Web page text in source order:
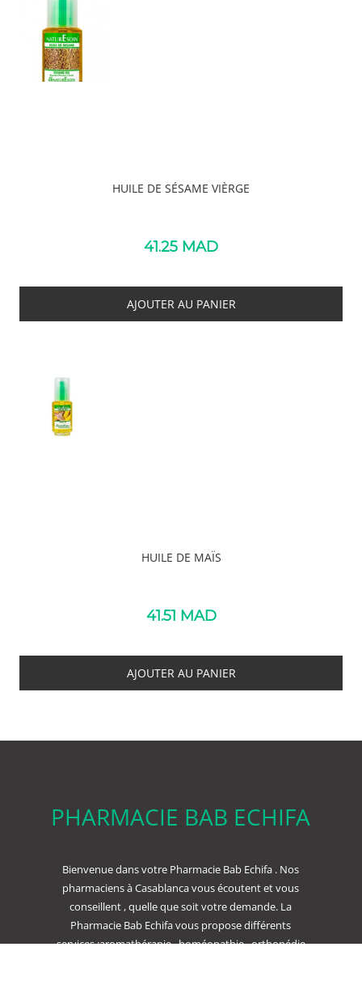
HUILE DE SÉSAME VIÈRGE
41.25 MAD
AJOUTER AU PANIER
HUILE DE MAÏS
41.51 MAD
AJOUTER AU PANIER
PHARMACIE BAB ECHIFA
Bienvenue dans votre Pharmacie Bab Echifa . Nos
pharmaciens à Casablanca vous écoutent et vous
conseillent , quelle que soit votre demande. La
Pharmacie Bab Echifa vous propose différents
services :aromathérapie , homéopathie , orthopédie